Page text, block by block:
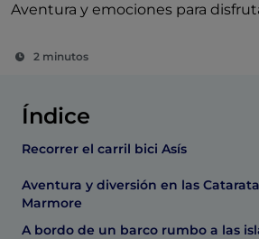
Aventura y emociones para
2 minutos
Índice
Recorrer el carril bici Asís
Aventura y diversión en las
Marmore
A bordo de un barco rumbo a las